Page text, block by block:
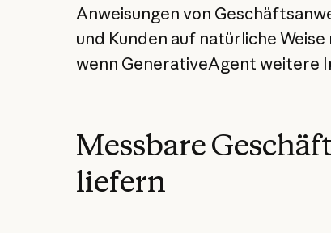
Anweisungen von
und Kunden auf natürliche
wenn GenerativeAgent weitere
Messbare
liefern